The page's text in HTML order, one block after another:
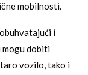
mobilnosti.
i
mogu dobiti
vozilo, tako i